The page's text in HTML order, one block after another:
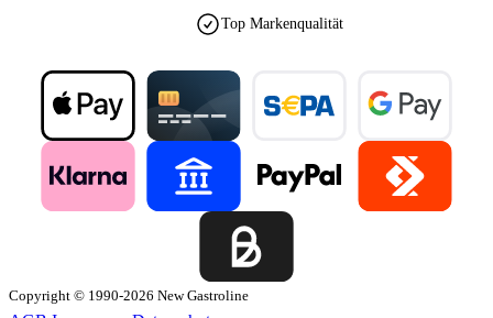
est. 1990
Copyright © 1990-2026 New Gastroline